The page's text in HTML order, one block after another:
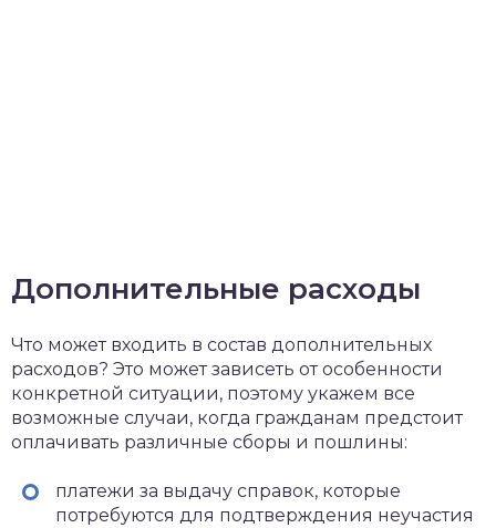
Дополнительные расходы
Что может входить в состав дополнительных
расходов? Это может зависеть от особенности
конкретной ситуации, поэтому укажем все
возможные случаи, когда гражданам предстоит
оплачивать различные сборы и пошлины:
платежи за выдачу справок, которые
потребуются для подтверждения неучастия